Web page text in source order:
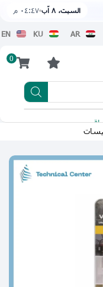
السبت، ٨ آب ٠٤:٤٧ م
AR
KU
EN
0